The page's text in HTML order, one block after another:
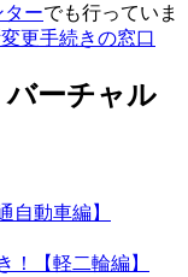
ーでも行っていま
更手続きの窓口
バーチャル